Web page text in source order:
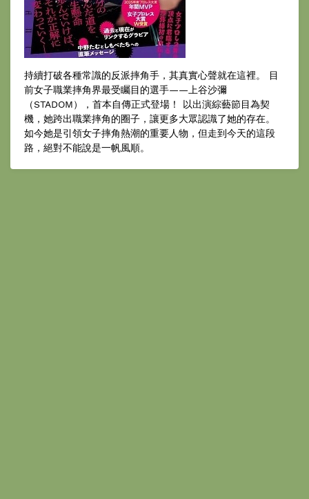
持續打破各種常識的反派摔角手，其真實心聲就在這裡。 目
前女子職業摔角界最受矚目的選手——上谷沙彌
（STADOM），首本自傳正式登場！ 以出演綜藝節目為契
機，她跨出職業摔角的圈子，讓更多大眾認識了她的存在。
如今她是引領女子摔角熱潮的重要人物，但走到今天的這段
路，絕對不能說是一帆風順。